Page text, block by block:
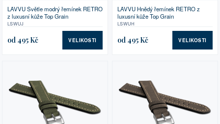
LAVVU Světle modrý řemínek RETRO
z luxusní kůže Top Grain
LSWUJ
od 495 Kč VELIKOSTI
LAVVU Hnědý řemínek RETRO z
luxusní kůže Top Grain
LSWUH
od 495 Kč VELIKOSTI